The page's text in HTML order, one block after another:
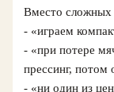
Вместо сложных
- «играем
- «при потере
прессинг, потом
- «ни один из